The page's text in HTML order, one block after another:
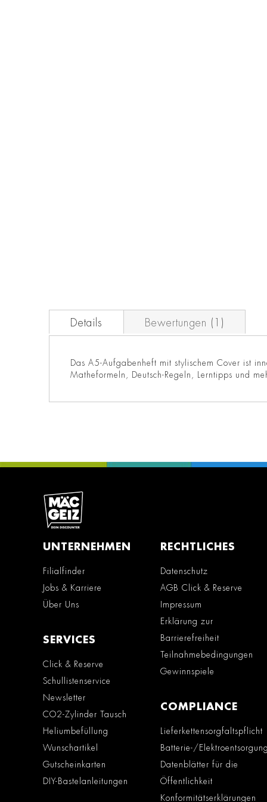
Details
Das A5-Aufgabenheft mit stylischem Cover ist
Matheformeln, Deutsch-Regeln, Lerntipps und
Bewertungen
UNTERNEHMEN
Filialfinder
Jobs & Karriere
Über Uns
SERVICES
Click & Reserve
Schullistenservice
Newsletter
CO2-Zylinder Tausch
Heliumbefüllung
Wunschartikel
Gutscheinkarten
DIY-Bastelanleitungen
RECHTLICHES
Datenschutz
AGB Click & Reserve
Impressum
Erklärung zur
Barrierefreiheit
Teilnahmebedingungen
Gewinnspiele
COMPLIANCE
Lieferkettensorgfaltspflicht
Batterie-/Elektroentsorgung
Datenblätter für die
Öffentlichkeit
Konformitätserklärungen